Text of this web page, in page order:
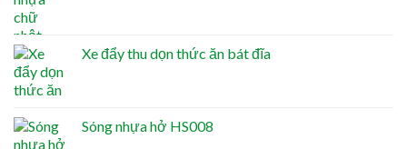
Xe đẩy thu dọn thức ăn bát đĩa
Sóng nhựa hở HS008